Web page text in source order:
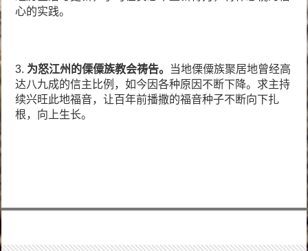
心的实践。
3. 为怒江州的傈僳族教会祷告。
当地傈僳族聚居地曾经高
达八九成的信主比例，如今因各种原因不断下降。求主持
续兴旺此地福音，让百年前播撒的福音种子不断向下扎
根，向上生长。